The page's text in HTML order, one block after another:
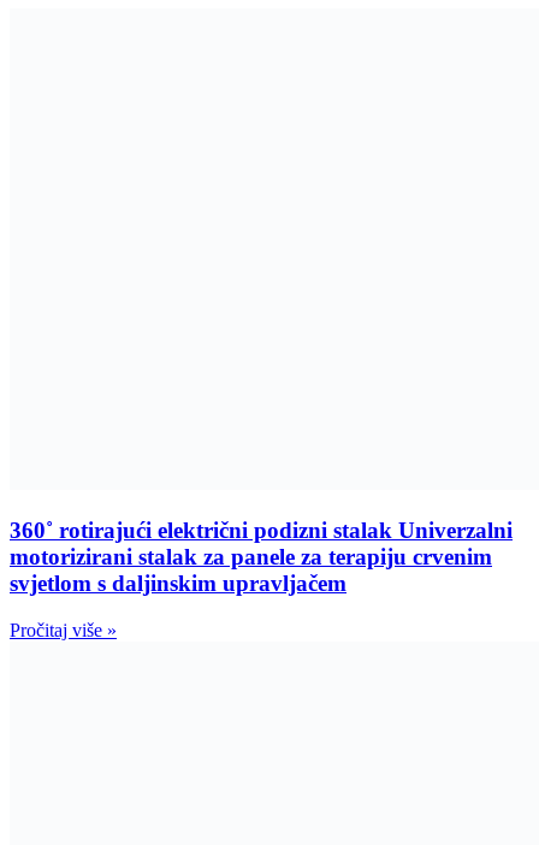
360˚ rotirajući električni podizni stalak Univerzalni
motorizirani stalak za panele za terapiju crvenim
svjetlom s daljinskim upravljačem
Pročitaj više »